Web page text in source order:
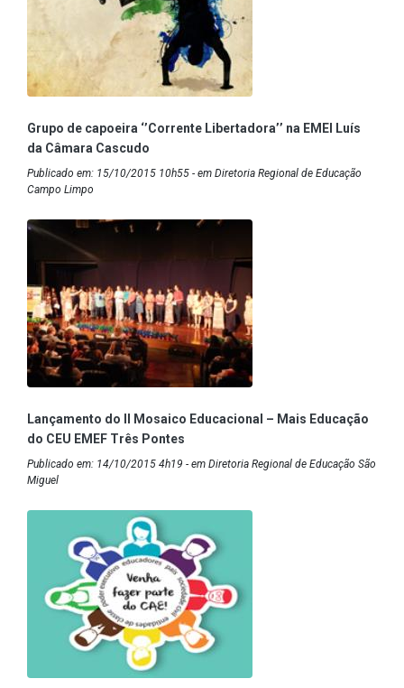
Grupo de capoeira ‘’Corrente Libertadora’’ na EMEI Luís
da Câmara Cascudo
Publicado em: 15/10/2015 10h55 - em Diretoria Regional de Educação
Campo Limpo
Lançamento do II Mosaico Educacional – Mais Educação
do CEU EMEF Três Pontes
Publicado em: 14/10/2015 4h19 - em Diretoria Regional de Educação São
Miguel